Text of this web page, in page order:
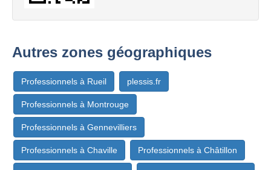
Autres zones géographiques
Professionnels à Rueil plessis.fr
Professionnels à Montrouge
Professionnels à Gennevilliers
Professionnels à Chaville Professionnels à Châtillon